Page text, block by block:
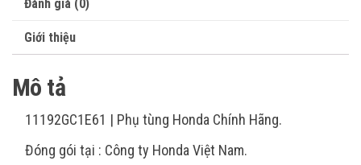
Đánh giá (0)
Giới thiệu
Mô tả
11192GC1E61 | Phụ tùng Honda Chính Hãng.
Đóng gói tại : Công ty Honda Việt Nam.